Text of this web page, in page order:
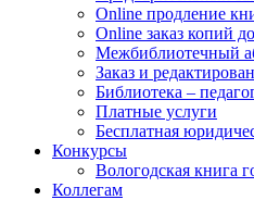
Online продление
Online заказ копий
Межбиблиотечный
Заказ и
Библиотека –
Платные услуги
Бесплатная
Конкурсы
Вологодская книга
Коллегам